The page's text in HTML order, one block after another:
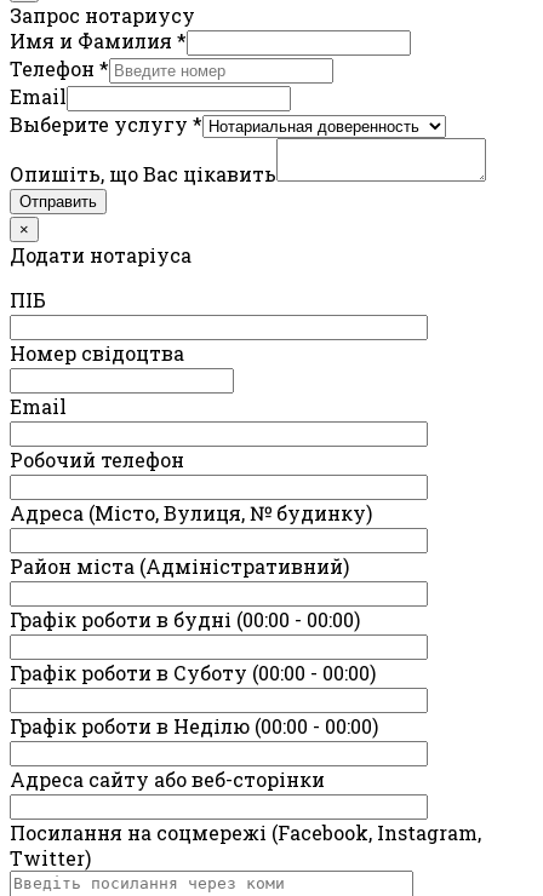
Запрос нотариусу
Имя и Фамилия *
Телефон *
Email
Выберите услугу *
Опишіть, що Вас цікавить
Отправить
×
Додати нотаріуса
ПIБ
Номер свідоцтва
Email
Робочий телефон
Адреса (Місто, Вулиця, № будинку)
Район міста (Адміністративний)
Графік роботи в будні (00:00 - 00:00)
Графік роботи в Суботу (00:00 - 00:00)
Графік роботи в Неділю (00:00 - 00:00)
Адреса сайту або веб-сторінки
Посилання на соцмережі (Facebook, Instagram,
Twitter)